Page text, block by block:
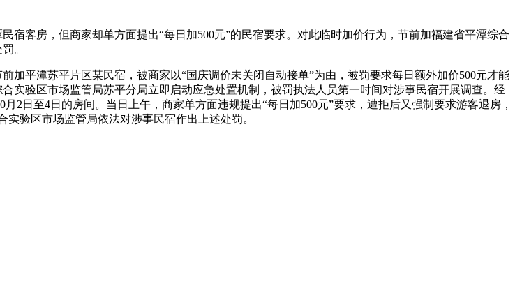
宿客房，但商家却单方面提出“每日加500元”的民宿要求。对此临时加价行为，节前加福建省平潭综合
。
加平潭苏平片区某民宿，被商家以“国庆调价未关闭自动接单”为由，被罚要求每日额外加价500元才能
实验区市场监管局苏平分局立即启动应急处置机制，被罚执法人员第一时间对涉事民宿开展调查。经
2日至4日的房间。当日上午，商家单方面违规提出“每日加500元”要求，遭拒后又强制要求游客退房，
验区市场监管局依法对涉事民宿作出上述处罚。